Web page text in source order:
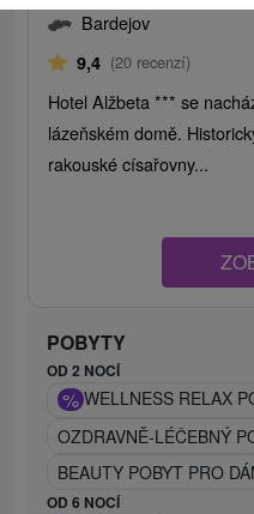
Bardejov
9,4 (20 recenzí)
Hotel Alžbeta *** se
lázeňském domě.
rakouské císařovny...
POBYTY
OD 2 NOCÍ
% WELLNESS RELAX
OZDRAVNĚ-LÉČEBNÝ
BEAUTY POBYT PRO
OD 6 NOCÍ